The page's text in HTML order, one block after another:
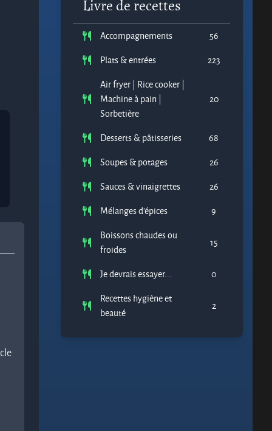
Livre de recettes
Accompagnements
56
Plats & entrées
223
Air fryer | Rice cooker |
Machine à pain |
Sorbetière
20
Desserts & pâtisseries
68
Soupes & potages
26
Sauces & vinaigrettes
26
Mélanges d'épices
9
Boissons chaudes ou
froides
15
Je devrais essayer...
0
Recettes hygiène et
beauté
2